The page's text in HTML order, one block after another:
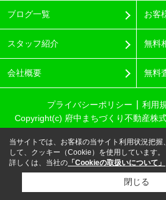
ブログ一覧
スタッフ紹介
会社概要
お客
無料
無料
プライバシーポリシー 利用
Copyright(c) 府中まちづくり不動産株
当サイトでは、お客様の当サイト利用状況把握
して、クッキー（Cookie）を使用しています。
詳しくは、当社の 「Cookieの取扱いについて」
閉じる